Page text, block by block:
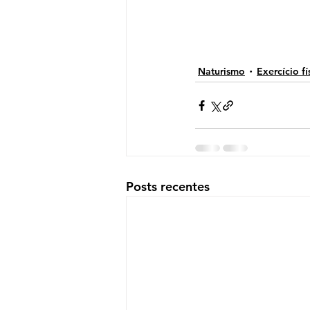
Naturismo Exercício
Posts recentes